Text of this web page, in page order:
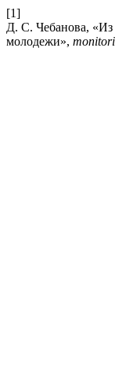
[1]
Д. С. Чебанова, «Из
молодежи»,